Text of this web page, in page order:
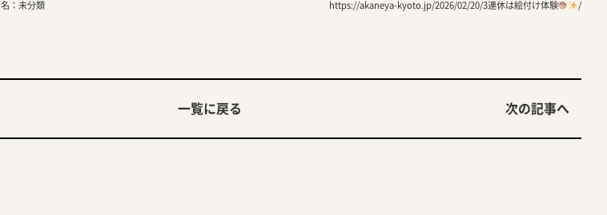
： 未分類 https://akaneya-kyoto.jp/2026/02/20/3連休は絵付け体験 /
一覧に戻る 次の記事へ